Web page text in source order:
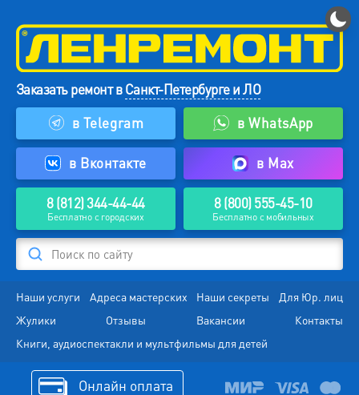
Заказать ремонт вСанкт-Петербурге и ЛО
в Telegram
в WhatsApp
в Вконтакте в Max
8 (812) 344-44-44
Бесплатно с городских
8 (800) 555-45-10
Бесплатно с мобильных
Поиск по сайту
Наши услуги Адреса мастерских Наши секреты
Для Юр. лиц
Жулики
Отзывы Вакансии
Контакты
Книги, аудиоспектакли и мультфильмы для детей
Онлайн оплата